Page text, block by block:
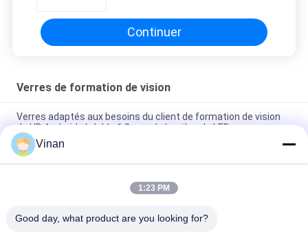
Continuer
Verres de formation de vision
Verres adaptés aux besoins du client de formation de vision
de HD Android réglable 6,0 avec la lumière de LED
Verres futés de formation de vision, verres de haute
résolution de caméra vidéo pour le traitement médical d'oeil
13MP Vision Training Glasses HD, sous verres de santé de
Vinan
1:23 PM
Good day, what product are you looking for?